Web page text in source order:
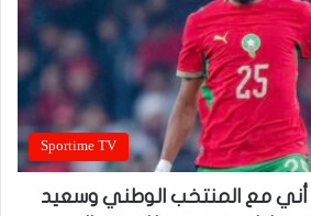
Sportime TV
أني مع المنتخب الوطني وسعيد